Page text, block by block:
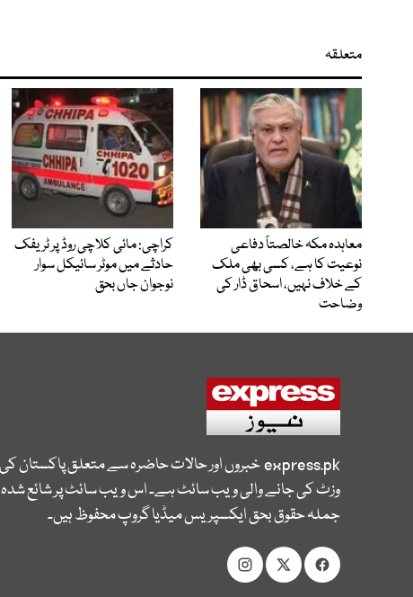
متعلقہ
معاہدہ مکہ خالصتاً دفاعی
نوعیت کا ہے، کسی بھی ملک
کے خلاف نہیں، اسحاق ڈار کی
وضاحت
کراچی: مائی کلاچی روڈ پر ٹریفک
حادثے میں موٹر سائیکل سوار
نوجوان جاں بحق
express.pkخبروں اور حالات حاضرہ سے متعلق پاکستان
وزٹ کی جانے والی ویب سائٹ ہے۔ اس ویب سائٹ پر شائع شدہ
جملہ حقوق بحق ایکسپریس میڈیا گروپ محفوظ ہیں۔